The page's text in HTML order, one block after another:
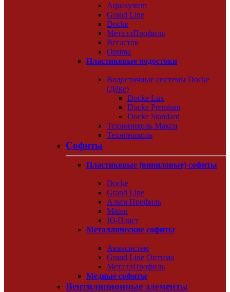
Aquasystem
Grand Line
Docke
МеталлПрофиль
Вегасток
Optima
Пластиковые водостоки
Водосточные системы Docke
(Дёке)
Docke Lux
Docke Premium
Docke Standard
Технониколь Макси
Технониколь
Софиты
Пластиковые (виниловые) софиты
Docke
Grand Line
Альта Профиль
Mitten
Ю-Пласт
Металлические софиты
Аквасистем
Grand Line Оптима
МеталлПрофиль
Медные софиты
Вентиляционные элементы